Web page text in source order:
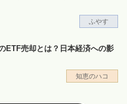
ふやす
ETF売却とは？日本経済への影
知恵のハコ